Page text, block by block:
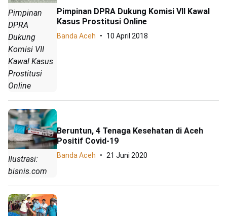
Pimpinan
DPRA
Dukung
Komisi VII
Kawal Kasus
Prostitusi
Online
Pimpinan DPRA Dukung Komisi VII Kawal
Kasus Prostitusi Online
Banda Aceh 10 April 2018
Ilustrasi:
bisnis.com
Beruntun, 4 Tenaga Kesehatan di Aceh
Positif Covid-19
Banda Aceh 21 Juni 2020